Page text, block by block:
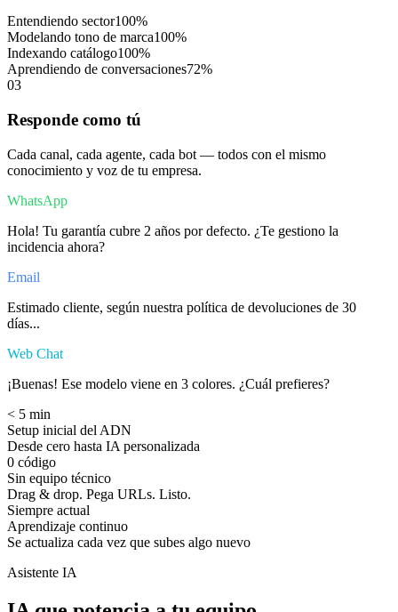
Entendiendo sector100%
Modelando tono de marca100%
Indexando catálogo100%
Aprendiendo de conversaciones72%
03
Responde como tú
Cada canal, cada agente, cada bot — todos con el mismo
conocimiento y voz de tu empresa.
WhatsApp
Hola! Tu garantía cubre 2 años por defecto. ¿Te gestiono la
incidencia ahora?
Email
Estimado cliente, según nuestra política de devoluciones de 30
días...
Web Chat
¡Buenas! Ese modelo viene en 3 colores. ¿Cuál prefieres?
< 5 min
Setup inicial del ADN
Desde cero hasta IA personalizada
0 código
Sin equipo técnico
Drag & drop. Pega URLs. Listo.
Siempre actual
Aprendizaje continuo
Se actualiza cada vez que subes algo nuevo
Asistente IA